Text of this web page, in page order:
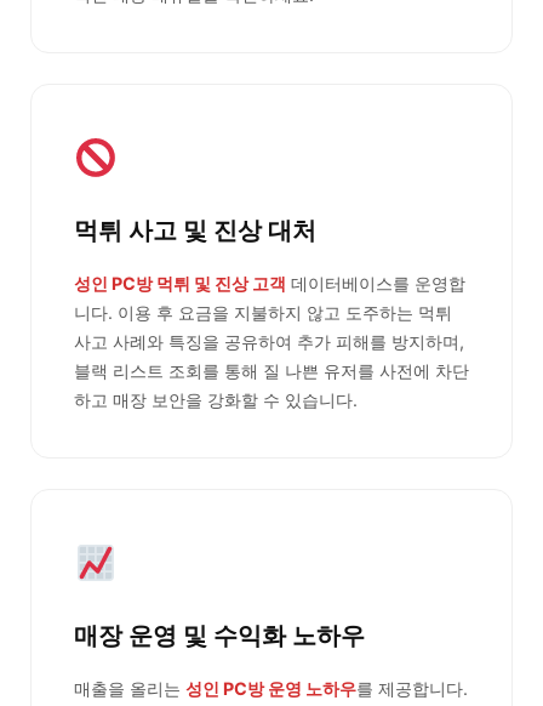
먹튀 사고 및 진상 대처
성인 PC방 먹튀 및 진상 고객 데이터베이스를 운영합
니다. 이용 후 요금을 지불하지 않고 도주하는 먹튀
사고 사례와 특징을 공유하여 추가 피해를 방지하며,
블랙 리스트 조회를 통해 질 나쁜 유저를 사전에 차단
하고 매장 보안을 강화할 수 있습니다.
매장 운영 및 수익화 노하우
매출을 올리는 성인 PC방 운영 노하우를 제공합니다.